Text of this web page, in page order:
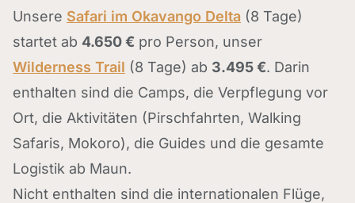
Unsere Safari im Okavango Delta (8 Tage)
startet ab 4.650 € pro Person, unser
Wilderness Trail (8 Tage) ab 3.495 €. Darin
enthalten sind die Camps, die Verpflegung vor
Ort, die Aktivitäten (Pirschfahrten, Walking
Safaris, Mokoro), die Guides und die gesamte
Logistik ab Maun.
Nicht enthalten sind die internationalen Flüge,